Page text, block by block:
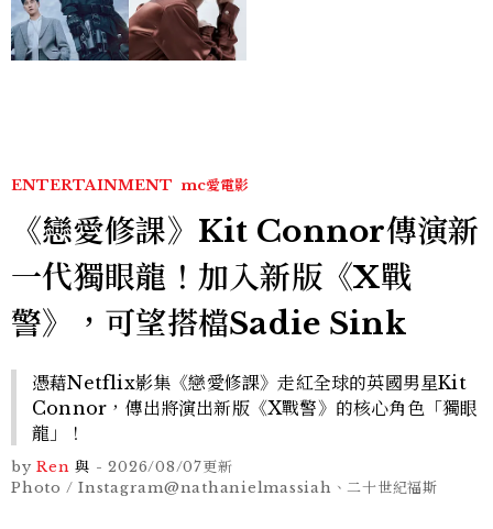
ENTERTAINMENT mc愛電影
《戀愛修課》Kit Connor傳演新
一代獨眼龍！加入新版《X戰
警》，可望搭檔Sadie Sink
憑藉Netflix影集《戀愛修課》走紅全球的英國男星Kit
Connor，傳出將演出新版《X戰警》的核心角色「獨眼
龍」！
by Ren與 -2026/08/07更新
Photo / Instagram@nathanielmassiah、二十世紀福斯